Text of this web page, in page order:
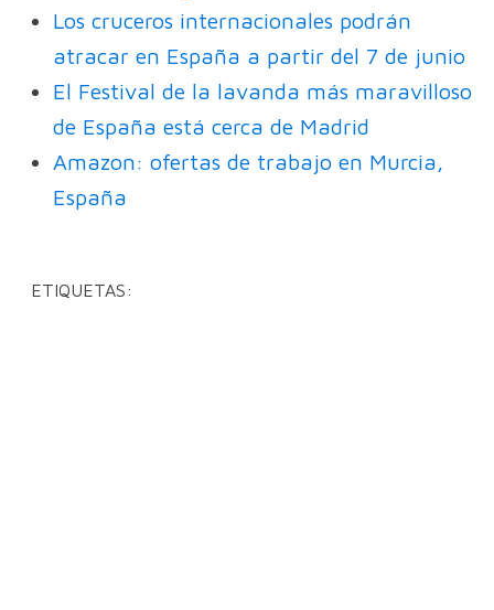
Los cruceros internacionales podrán
atracar en España a partir del 7 de junio
El Festival de la lavanda más maravilloso
de España está cerca de Madrid
Amazon: ofertas de trabajo en Murcia,
España
ETIQUETAS: